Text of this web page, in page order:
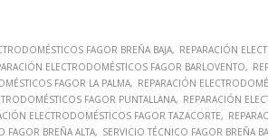
FAGOR BREÑA BAJA
REPARACIÓN
ELECTRODOMÉSTICOS FAGOR BARLOVENTO
FAGOR LA PALMA
REPARACIÓN
FAGOR PUNTALLANA
REPARACIÓN
ELECTRODOMÉSTICOS FAGOR TAZACORTE
FAGOR BREÑA ALTA SERVICIO TÉCNICO FAGOR BREÑA